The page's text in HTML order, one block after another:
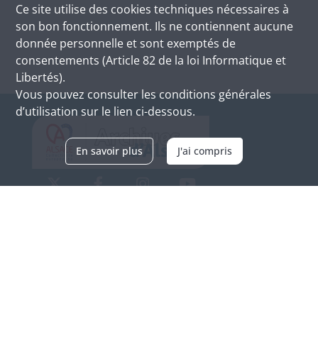
Ce site utilise des cookies techniques nécessaires à
son bon fonctionnement. Ils ne contiennent aucune
donnée personnelle et sont exemptés de
consentements (Article 82 de la loi Informatique et
Libertés).
Vous pouvez consulter les conditions générales
d’utilisation sur le lien ci-dessous.
En savoir plus J'ai compris